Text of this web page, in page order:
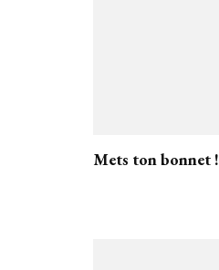
Mets ton bonnet !